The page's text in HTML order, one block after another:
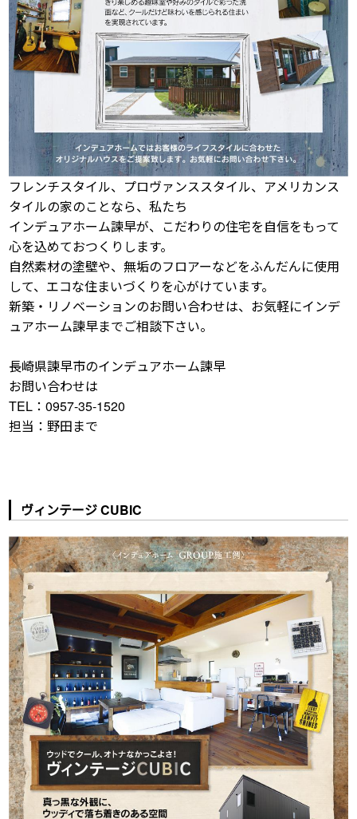
フレンチスタイル、プロヴァンススタイル、アメリカンス
タイルの家のことなら、私たち
インデュアホーム諫早が、こだわりの住宅を自信をもって
心を込めておつくりします。
自然素材の塗壁や、無垢のフロアーなどをふんだんに使用
して、エコな住まいづくりを心がけています。
新築・リノベーションのお問い合わせは、お気軽にインデ
ュアホーム諫早までご相談下さい。
長崎県諫早市のインデュアホーム諫早
お問い合わせは
TEL：0957-35-1520
担当：野田まで
ヴィンテージ CUBIC